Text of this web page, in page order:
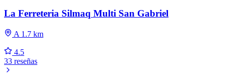
La Ferreteria Silmaq Multi San Gabriel
A 1.7 km
4.5
33 reseñas